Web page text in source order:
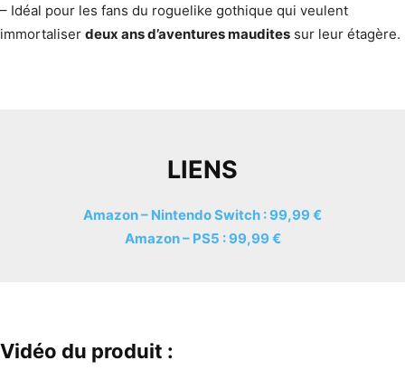
– Idéal pour les fans du roguelike gothique qui veulent
immortaliser deux ans d’aventures maudites sur leur étagère.
LIENS
Amazon – Nintendo Switch : 99,99 €
Amazon – PS5 : 99,99 €
Vidéo du produit :